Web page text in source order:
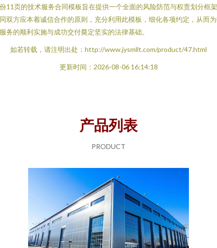
11页的技术服务合同模板旨在提供一个全面的风险防范与权责划分框
双方应本着诚信合作的原则，充分利用此模板，细化各项约定，从而
务的顺利实施与成功交付奠定坚实的法律基础。
如若转载，请注明出处：http://www.jysmllt.com/product/47.html
更新时间：2026-08-06 16:14:18
产品列表
PRODUCT